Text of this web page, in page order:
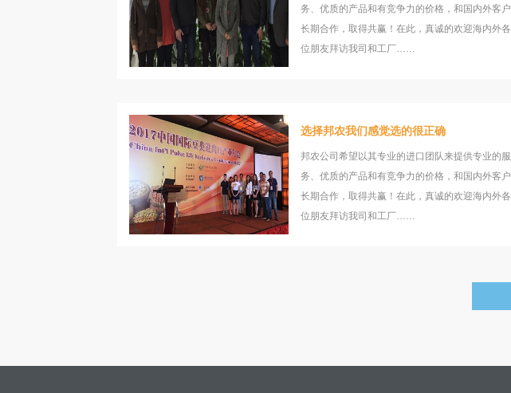
务、优质的产品和有竞争力的价格，和国内外客户
长期合作，取得共赢！在此，真诚的欢迎海内外各
位朋友拜访我司和工厂……
选择邦农我们感觉选的很正确
邦农公司希望以其专业的进口团队来提供专业的服
务、优质的产品和有竞争力的价格，和国内外客户
长期合作，取得共赢！在此，真诚的欢迎海内外各
位朋友拜访我司和工厂……